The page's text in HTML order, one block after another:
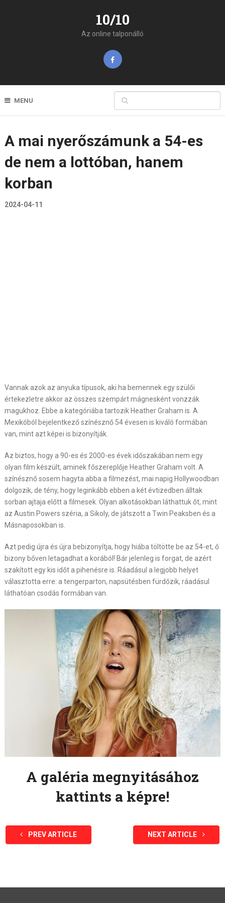
10/10
Az online talponálló
MENU
A mai nyerőszámunk a 54-es
de nem a lottóban, hanem
korban
2024-04-11
Vannak azok az anyuka típusok, aki ha bemennek egy szülői
értekezletre akkor az összes szempárt mágnesként vonzzák
magukhoz. Ebbe a kategóriába tartozik Heather Graham is. A
Mexikóból bejelentkező színésznő 54 évesen is kiváló formában
van, mint azt képei is bizonyítják.
Az biztos, hogy a 90-es és 2000-es évek időszakában nem egy
olyan film készült, aminek főszereplője Heather Graham volt. A
színésznő sosem hagyta abba a filmezést, mai napig Hollywoodban
dolgozik, de tény, hogy leginkább ebben a két évtizedben álltak
sorban ajtaja előtt a filmesek. Olyan alkotásokban láthattuk őt, mint
az Austin Powers széria, a Sikoly, de játszott a Twin Peaksben és a
Másnaposokban is.
Azt pedig újra és újra bebizonyítja, hogy hiába töltötte be az 54-et, ő
bizony bőven letagadhat a korából! Bár jelenleg is forgat, de azért
szakított egy kis időt a pihenésre is. Ráadásul a legjobb helyet
választotta erre: a tengerparton, napsütésben fürdőzik, ráadásul
láthatóan csodás formában van.
A galéria megnyitásához
kattints a képre!
PREV ARTICLE NEXT ARTICLE